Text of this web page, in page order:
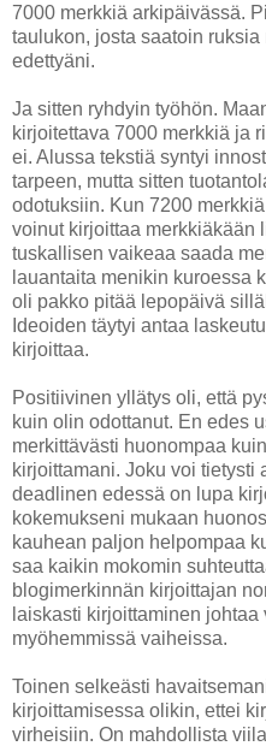
7000 merkkiä arkipäivässä.
taulukon, josta saatoin
edettyäni.
Ja sitten ryhdyin työhön.
kirjoitettava 7000 merkkiä ja
ei. Alussa tekstiä syntyi
tarpeen, mutta sitten
odotuksiin. Kun 7200
voinut kirjoittaa merkkiäkään
tuskallisen vaikeaa saada
lauantaita menikin kuroessa
oli pakko pitää lepopäivä
Ideoiden täytyi antaa
kirjoittaa.
Positiivinen yllätys oli, että
kuin olin odottanut. En edes
merkittävästi huonompaa
kirjoittamani. Joku voi tietysti
deadlinen edessä on lupa
kokemukseni mukaan
kauhean paljon helpompaa
saa kaikin mokomin
blogimerkinnän kirjoittajan
laiskasti kirjoittaminen
myöhemmissä vaiheissa.
Toinen selkeästi
kirjoittamisessa olikin, ettei
virheisiin. On mahdollista